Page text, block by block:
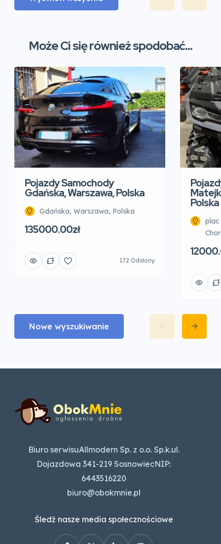
Może Ci się również spodobać...
Pojazdy Samochody
Gdańska, Warszawa, Polska
Gdańska, Warszawa, Polska
135000.00zł
172 Odsłony
Polska
plac
Nowe wyszukiwanie
Biuro serwisuAllmodern Sp. z o.o. Sp.k.ul.
Dojazdowa 341-219 SosnowiecNIP:
6443516220
biuro@obokmnie.pl
Śledź nasze media społecznościowe